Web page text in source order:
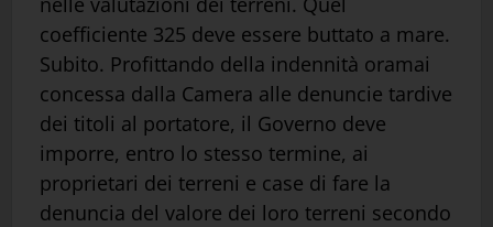
coefficiente 325 deve essere buttato a mare.
Subito. Profittando della indennità oramai
concessa dalla Camera alle denuncie tardive
dei titoli al portatore, il Governo deve
imporre, entro lo stesso termine, ai
proprietari dei terreni e case di fare la
denuncia del valore dei loro terreni secondo